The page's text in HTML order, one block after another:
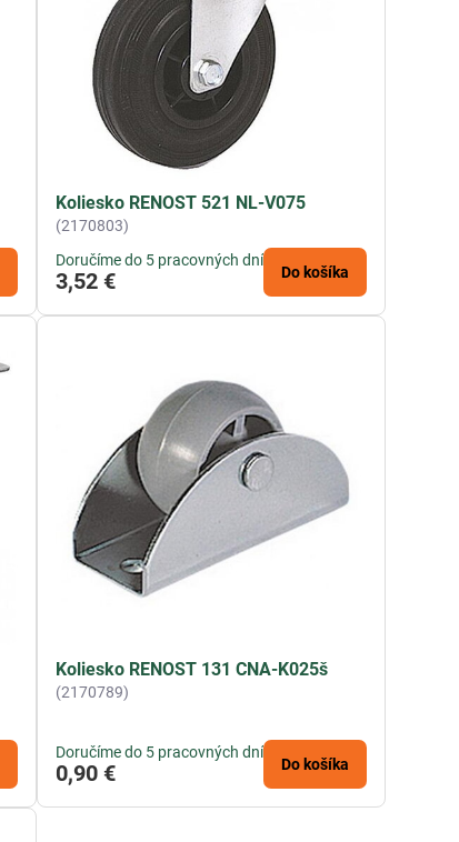
Koliesko RENOST 521 NL-V075
(2170803)
Doručíme do 5 pracovných dní
3,52 € Do košíka
Koliesko RENOST 131 CNA-K025š
(2170789)
Doručíme do 5 pracovných dní
0,90 € Do košíka